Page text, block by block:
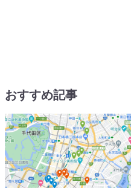
おすすめ記事